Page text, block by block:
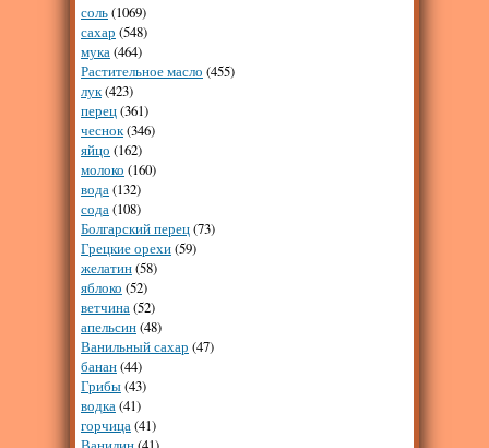
соль(1069)
сахар (548)
мука (464)
Растительное масло (455)
лук(423)
перец(361)
чеснок(346)
яйцо (162)
молоко (160)
вода (132)
сода (108)
Болгарский перец(73)
Грецкие орехи(59)
желатин(58)
яблоко (52)
ветчина (52)
апельсин(48)
Ванильный сахар (47)
банан(44)
Грибы(43)
водка (41)
горчица (41)